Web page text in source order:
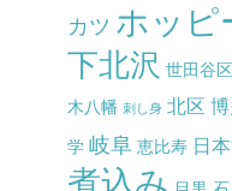
カツ ホッピ
下北沢 世田谷
木八幡 刺し身 北区
学 岐阜 恵比寿 日
煮込み